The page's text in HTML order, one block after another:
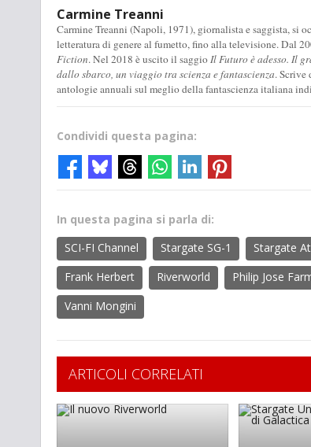
Carmine Treanni
Carmine Treanni (Napoli, 1971), giornalista e saggista, si
letteratura di genere al fumetto, fino alla televisione. Dal
Fiction. Nel 2018 è uscito il saggioIl Futuro è adesso. Il
dallo sbarco, un viaggio tra scienza e fantascienza. Scrive
antologie annuali sul meglio della fantascienza italiana
Condividi questa pagina:
In questa pagina si parla di:
SCI-FI Channel
Stargate SG-1 Stargate
Frank Herbert
Riverworld Philip Jose
Vanni Mongini
ARTICOLI CORRELATI